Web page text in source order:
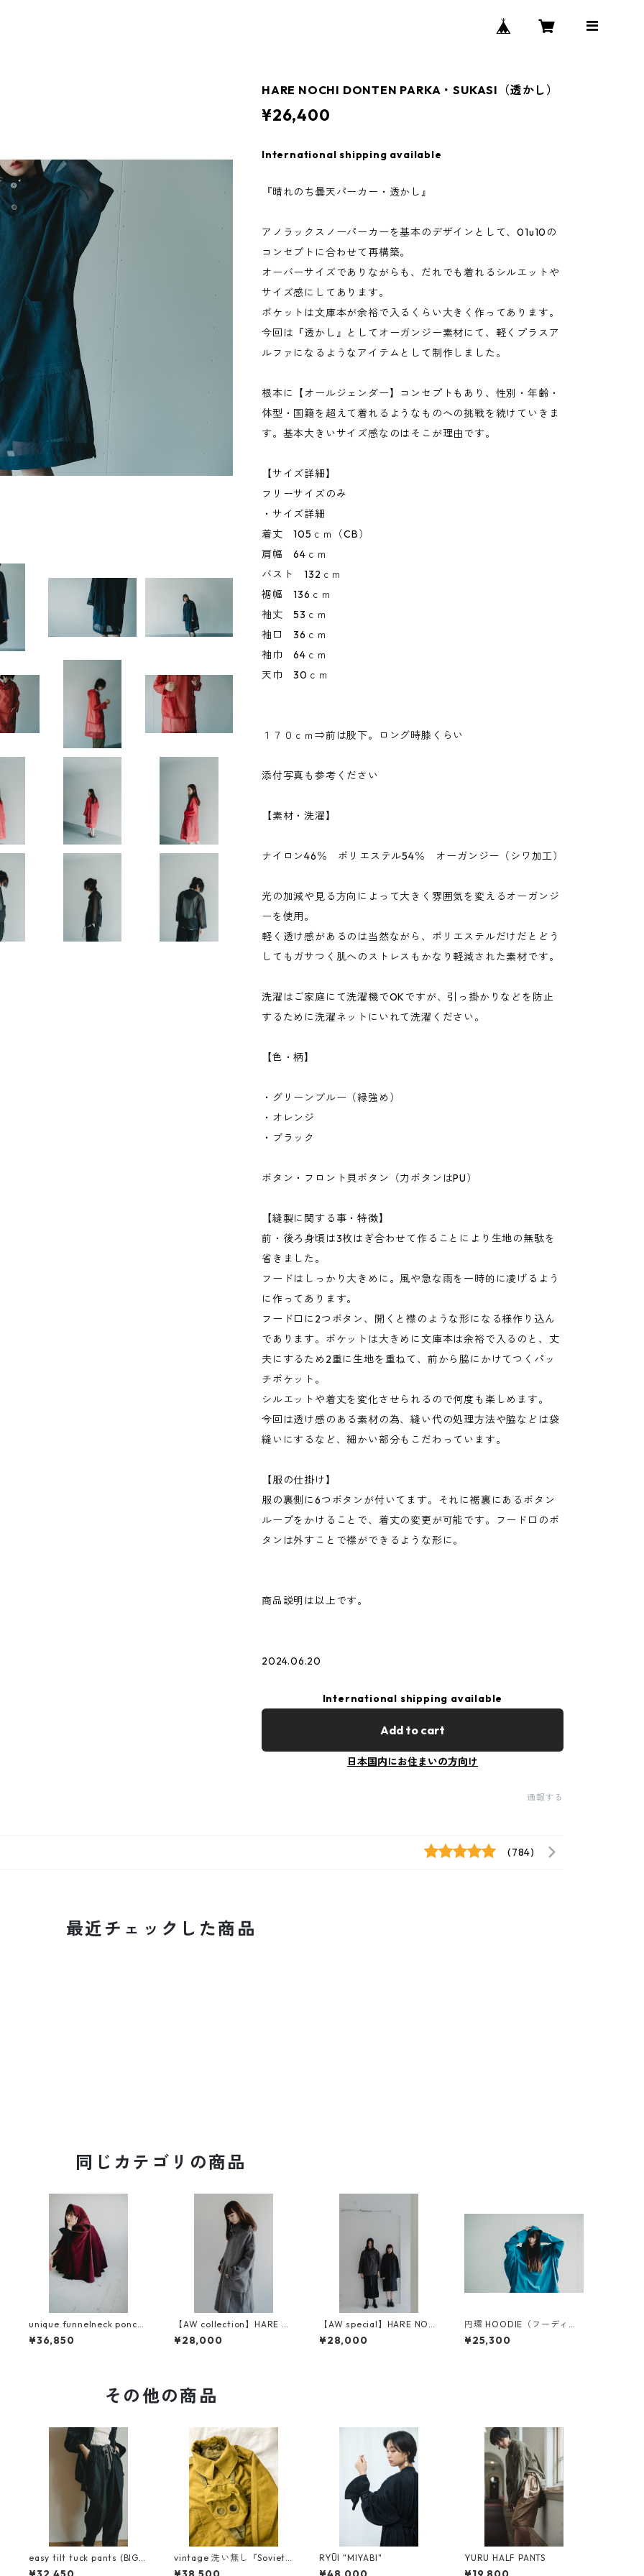
HARE NOCHI DONTEN PARKA・SUKASI（透かし）
¥26,400
International shipping available
『晴れのち曇天パーカー・透かし』
アノラックスノーパーカーを基本のデザインとして、01u10の
コンセプトに合わせて再構築。
オーバーサイズでありながらも、だれでも着れるシルエットや
サイズ感にしてあります。
ポケットは文庫本が余裕で入るくらい大きく作ってあります。
今回は『透かし』としてオーガンジー素材にて、軽くプラスア
ルファになるようなアイテムとして制作しました。
根本に【オールジェンダー】コンセプトもあり、性別・年齢・
体型・国籍を超えて着れるようなものへの挑戦を続けていきま
す。基本大きいサイズ感なのはそこが理由です。
【サイズ詳細】
フリーサイズのみ
・サイズ詳細
着丈 105ｃｍ（CB）
肩幅 64ｃｍ
バスト 132ｃｍ
裾幅 136ｃｍ
袖丈 53ｃｍ
袖口 36ｃｍ
袖巾 64ｃｍ
天巾 30ｃｍ
１７０ｃｍ⇒前は股下。ロング時膝くらい
添付写真も参考ください
【素材・洗濯】
ナイロン46％ ポリエステル54％ オーガンジー（シワ加工）
光の加減や見る方向によって大きく雰囲気を変えるオーガンジ
ーを使用。
軽く透け感があるのは当然ながら、ポリエステルだけだとどう
してもガサつく肌へのストレスもかなり軽減された素材です。
洗濯はご家庭にて洗濯機でOKですが、引っ掛かりなどを防止
するために洗濯ネットにいれて洗濯ください。
【色・柄】
・グリーンブルー（緑強め）
・オレンジ
・ブラック
ボタン・フロント貝ボタン（力ボタンはPU）
【縫製に関する事・特徴】
前・後ろ身頃は3枚はぎ合わせて作ることにより生地の無駄を
省きました。
フードはしっかり大きめに。風や急な雨を一時的に凌げるよう
に作ってあります。
フード口に2つボタン、開くと襟のような形になる様作り込ん
であります。ポケットは大きめに文庫本は余裕で入るのと、丈
夫にするため2重に生地を重ねて、前から脇にかけてつくパッ
チポケット。
シルエットや着丈を変化させられるので何度も楽しめます。
今回は透け感のある素材の為、縫い代の処理方法や脇などは袋
縫いにするなど、細かい部分もこだわっています。
【服の仕掛け】
服の裏側に6つボタンが付いてます。それに裾裏にあるボタン
ループをかけることで、着丈の変更が可能です。フード口のボ
タンは外すことで襟ができるような形に。
商品説明は以上です。
2024.06.20
International shipping available
Add to cart
日本国内にお住まいの方向け
通報する
(784)
最近チェックした商品
同じカテゴリの商品
unique funnelneck ponch
o(full circle)
¥36,850
【AW collection】HARE N
OCHI DONTEN PARKA
¥28,000
【AW special】HARE NOC
HI DONTEN PARKA 80ギ
ャバ
¥28,000
円環 HOODIE（フーディ
ー）
¥25,300
その他の商品
easy tilt tuck pants (BIGG
IE linen 使用)
vintage 洗い無し『Soviet t
ankers jacket』dead stoc
RYŪI "MIYABI" YURU HALF PANTS